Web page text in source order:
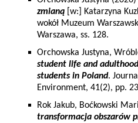
zmianą [w:] Katarzyna
wokół Muzeum
Warszawa, ss. 128.
Orchowska Justyna,
student life and
students in Poland.
Environment, 41(2), pp.
Rok Jakub, Boćkowski
transformacja obszarów